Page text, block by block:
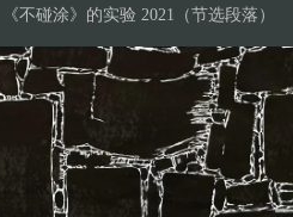
《不碰涂》的实验 2021（节选段落）